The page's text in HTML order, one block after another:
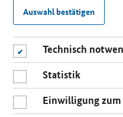
Auswahl bestätigen
Technisch
Statistik
Einwilligung